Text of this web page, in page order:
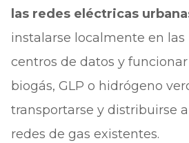
las redes eléctricas
instalarse localmente en
centros de datos y
biogás, GLP o hidrógeno
transportarse y distribuirse
redes de gas existentes.